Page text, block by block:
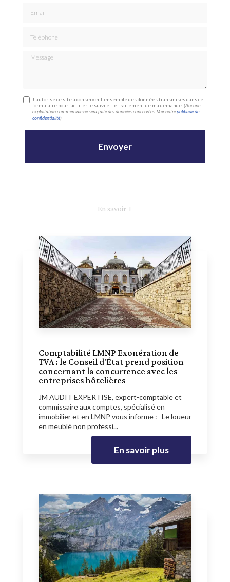
Message
J'autorise ce site à conserver l'ensemble des données transmises dans ce
formulaire pour faciliter le suivi et le traitement de ma demande.(Aucune
exploitation commerciale ne sera faite des données concervées. Voir notrepolitique de
confidentialité)
En savoir +
Comptabilité LMNP Exonération de
TVA : le Conseil d'État prend position
concernant la concurrence avec les
entreprises hôtelières
JM AUDIT EXPERTISE, expert-comptable et
commissaire aux comptes, spécialisé en
immobilier et en LMNP vous informe : Le loueur
en meublé non professi...
En savoir plus